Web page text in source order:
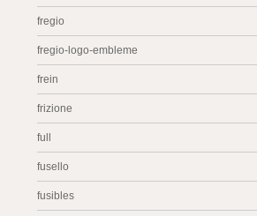
fregio
fregio-logo-embleme
frein
frizione
full
fusello
fusibles